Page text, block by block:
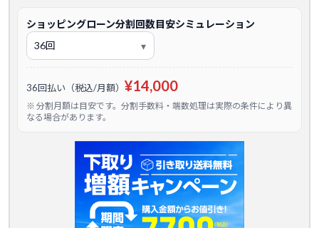
ショッピングローン分割回数目安シミュレーション
36回払い（税込/月額） ¥14,000
※ 分割月額は目安です。分割手数料・端数処理は実際の条件により異
なる場合があります。